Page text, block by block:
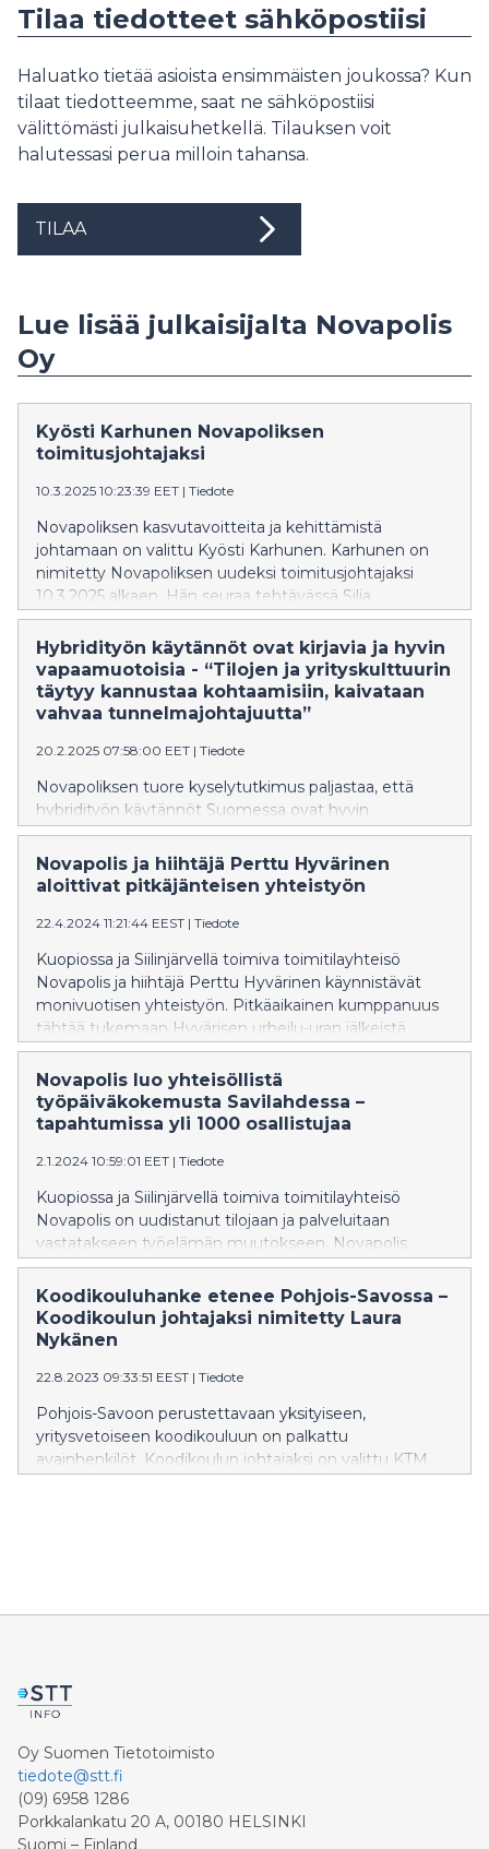
Tilaa tiedotteet sähköpostiisi
Haluatko tietää asioista ensimmäisten joukossa? Kun
tilaat tiedotteemme, saat ne sähköpostiisi
välittömästi julkaisuhetkellä. Tilauksen voit
halutessasi perua milloin tahansa.
TILAA
Lue lisää julkaisijalta Novapolis
Oy
Kyösti Karhunen Novapoliksen
toimitusjohtajaksi
10.3.2025 10:23:39 EET | Tiedote
Novapoliksen kasvutavoitteita ja kehittämistä
johtamaan on valittu Kyösti Karhunen. Karhunen on
nimitetty Novapoliksen uudeksi toimitusjohtajaksi
10.3.2025 alkaen. Hän seuraa tehtävässä Silja
Huhtiniemiä, joka keskittyy jatkossa kokopäiväisesti
KPY-konsernin kehitys- ja viestintäjohtajan sekä
varatoimitusjohtajan tehtäviin.
Hybridityön käytännöt ovat kirjavia ja hyvin
vapaamuotoisia - “Tilojen ja yrityskulttuurin
täytyy kannustaa kohtaamisiin, kaivataan
vahvaa tunnelmajohtajuutta”
20.2.2025 07:58:00 EET | Tiedote
Novapoliksen tuore kyselytutkimus paljastaa, että
hybridityön käytännöt Suomessa ovat hyvin
vapaamuotoisia. Yli puolella kyselytutkimukseen
vastanneilla yrityksillä ei ole erikseen määritelty etä- ja
toimistopäivien määrää. Esihenkilöiden ja
työntekijöiden kokemukset hybridityöstä poikkeavat
huomattavasti toisistaan.
Novapolis ja hiihtäjä Perttu Hyvärinen
aloittivat pitkäjänteisen yhteistyön
22.4.2024 11:21:44 EEST | Tiedote
Kuopiossa ja Siilinjärvellä toimiva toimitilayhteisö
Novapolis ja hiihtäjä Perttu Hyvärinen käynnistävät
monivuotisen yhteistyön. Pitkäaikainen kumppanuus
tähtää tukemaan Hyvärisen urheilu-uran jälkeistä
vaihetta sekä vahvistamaan Novapoliksen roolia
aktiivisena yhteisön rakentajana.
Novapolis luo yhteisöllistä
työpäiväkokemusta Savilahdessa –
tapahtumissa yli 1000 osallistujaa
2.1.2024 10:59:01 EET | Tiedote
Kuopiossa ja Siilinjärvellä toimiva toimitilayhteisö
Novapolis on uudistanut tilojaan ja palveluitaan
vastatakseen työelämän muutokseen. Novapolis
järjesti vuonna 2023 yli 50 tapahtumaa, joihin osallistui
yli 1000 osallistujaa. Tapahtumien tavoitteena on lisätä
yhteisöllisyyttä, edistää yritysten verkostoitumista ja
helpottaa harrastamista työpäivän päätteeksi.
Koodikouluhanke etenee Pohjois-Savossa –
Koodikoulun johtajaksi nimitetty Laura
Nykänen
22.8.2023 09:33:51 EEST | Tiedote
Pohjois-Savoon perustettavaan yksityiseen,
yritysvetoiseen koodikouluun on palkattu
avainhenkilöt. Koodikoulun johtajaksi on valittu KTM,
Talentreella. Hän on vetänyt innovaatio- ja
yritysvalmennuksia valtakunnallisesti.
Oy Suomen Tietotoimisto
tiedote@stt.fi
(09) 6958 1286
Porkkalankatu 20 A, 00180 HELSINKI
Suomi – Finland